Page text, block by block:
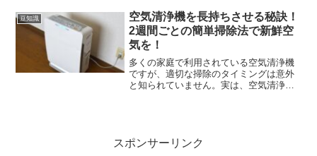
に乗りたがらない理由を解明2歳の子ども
たちがベビーカーを...
豆知識
空気清浄機を長持ちさせる秘訣！
2週間ごとの簡単掃除法で新鮮空
気を！
多くの家庭で利用されている空気清浄機
ですが、適切な掃除のタイミングは意外
と知られていません。実は、空気清浄機
スポンサーリンク